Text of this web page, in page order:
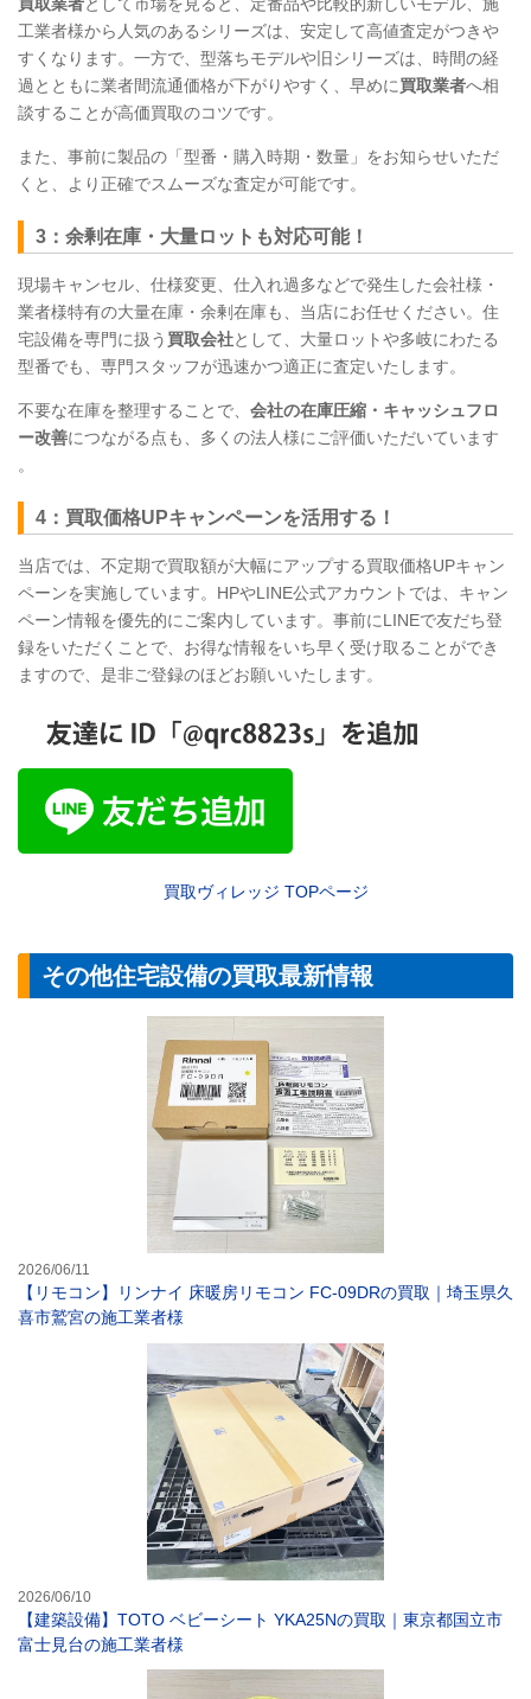
工業者様から人気のあるシリーズは、安定して高値査定がつきや
すくなります。一方で、型落ちモデルや旧シリーズは、時間の経
過とともに業者間流通価格が下がりやすく、早めに買取業者へ相
談することが高価買取のコツです。
また、事前に製品の「型番・購入時期・数量」をお知らせいただ
くと、より正確でスムーズな査定が可能です。
3：余剰在庫・大量ロットも対応可能！
現場キャンセル、仕様変更、仕入れ過多などで発生した会社様・
業者様特有の大量在庫・余剰在庫も、当店にお任せください。住
宅設備を専門に扱う 買取会社として、大量ロットや多岐にわたる
型番でも、専門スタッフが迅速かつ適正に査定いたします。
不要な在庫を整理することで、 会社の在庫圧縮・キャッシュフロ
ー改善につながる点も、多くの法人様にご評価いただいています
。
4：買取価格UPキャンペーンを活用する！
当店では、不定期で買取額が大幅にアップする買取価格UPキャン
ペーンを実施しています。HPやLINE公式アカウントでは、キャン
ペーン情報を優先的にご案内しています。事前にLINEで友だち登
録をいただくことで、お得な情報をいち早く受け取ることができ
ますので、是非ご登録のほどお願いいたします。
買取ヴィレッジ TOPページ
その他住宅設備の買取最新情報
2026/06/11
【リモコン】リンナイ 床暖房リモコン FC-09DRの買取｜埼玉県久
喜市鷲宮の施工業者様
2026/06/10
【建築設備】TOTO ベビーシート YKA25Nの買取｜東京都国立市
富士見台の施工業者様